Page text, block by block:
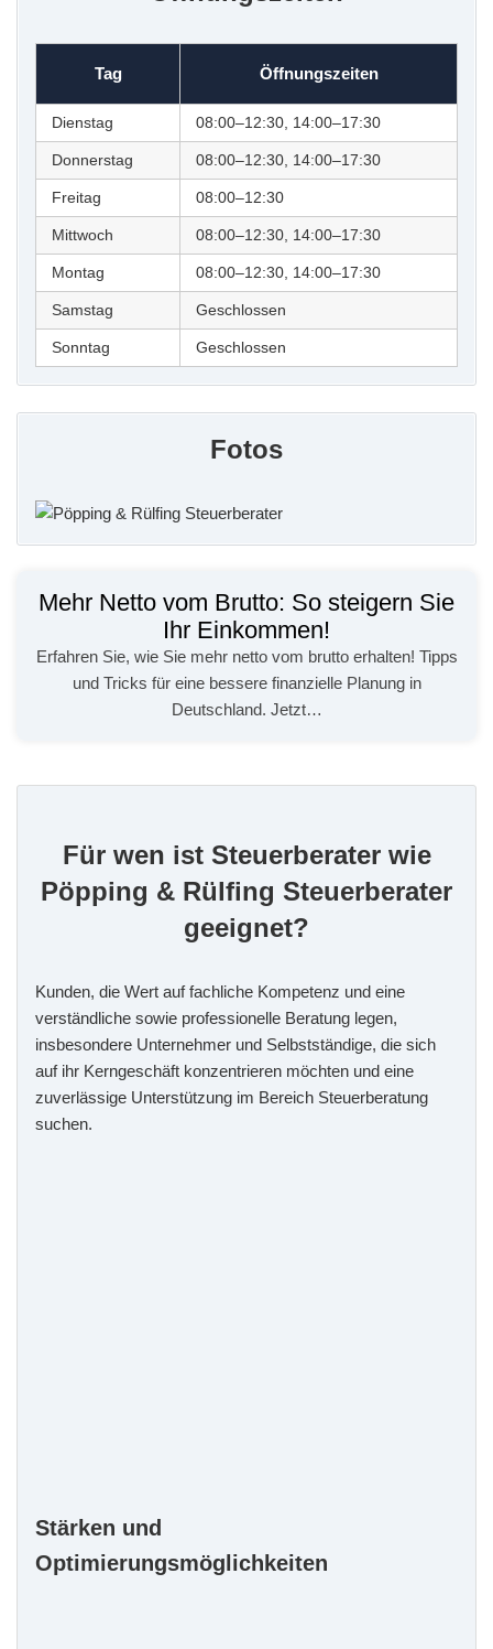
Tag Öffnungszeiten
Dienstag 08:00–12:30, 14:00–17:30
Donnerstag 08:00–12:30, 14:00–17:30
Freitag 08:00–12:30
Mittwoch 08:00–12:30, 14:00–17:30
Montag 08:00–12:30, 14:00–17:30
Samstag Geschlossen
Sonntag Geschlossen
Fotos
Mehr Netto vom Brutto: So steigern Sie
Ihr Einkommen!
Erfahren Sie, wie Sie mehr netto vom brutto erhalten! Tipps
und Tricks für eine bessere finanzielle Planung in
Deutschland. Jetzt…
Für wen ist Steuerberater wie
Pöpping & Rülfing Steuerberater
geeignet?
Kunden, die Wert auf fachliche Kompetenz und eine
verständliche sowie professionelle Beratung legen,
insbesondere Unternehmer und Selbstständige, die sich
auf ihr Kerngeschäft konzentrieren möchten und eine
zuverlässige Unterstützung im Bereich Steuerberatung
suchen.
Stärken und
Optimierungsmöglichkeiten